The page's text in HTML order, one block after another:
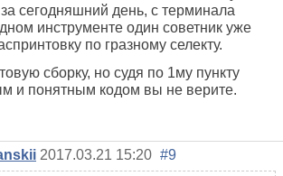
сегодняшний день, с терминала
инструменте один советник уже
по гразному селекту.
сборку, но судя по 1му пункту
и понятным кодом вы не верите.
2017.03.21 15:20 #9